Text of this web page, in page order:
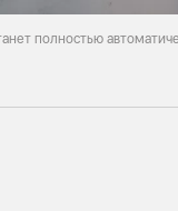
полностью